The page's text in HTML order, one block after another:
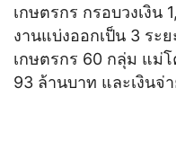
เกษตรกร กรอบวงเงิน
งานแบ่งออกเป็น 3 ระ
เกษตรกร 60 กลุ่ม แม่
93 ล้านบาท และเงินจ่